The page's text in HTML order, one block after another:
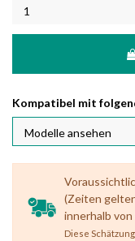
Kompatibel mit
(Zeiten
innerhalb
Diese